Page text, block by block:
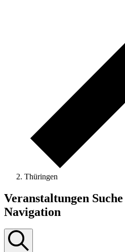
Thüringen
Veranstaltungen
Veranstaltungen
Navigation